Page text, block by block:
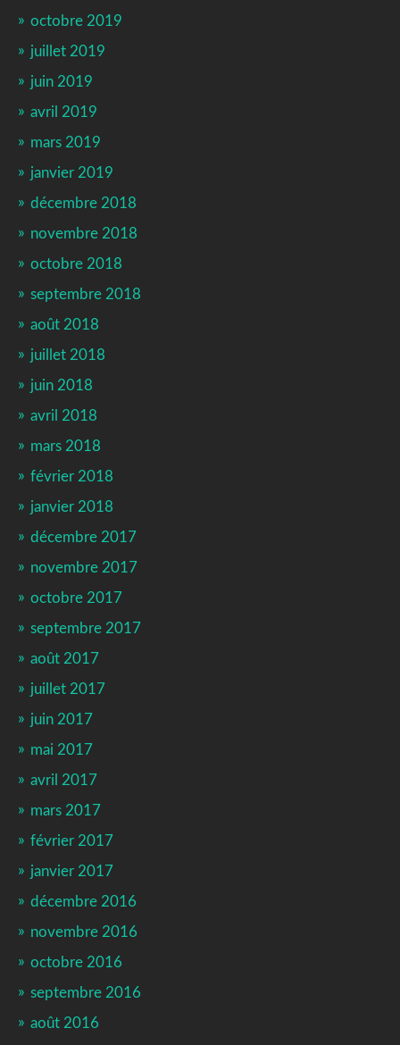
octobre 2019
juillet 2019
juin 2019
avril 2019
mars 2019
janvier 2019
décembre 2018
novembre 2018
octobre 2018
septembre 2018
août 2018
juillet 2018
juin 2018
avril 2018
mars 2018
février 2018
janvier 2018
décembre 2017
novembre 2017
octobre 2017
septembre 2017
août 2017
juillet 2017
juin 2017
mai 2017
avril 2017
mars 2017
février 2017
janvier 2017
décembre 2016
novembre 2016
octobre 2016
septembre 2016
août 2016